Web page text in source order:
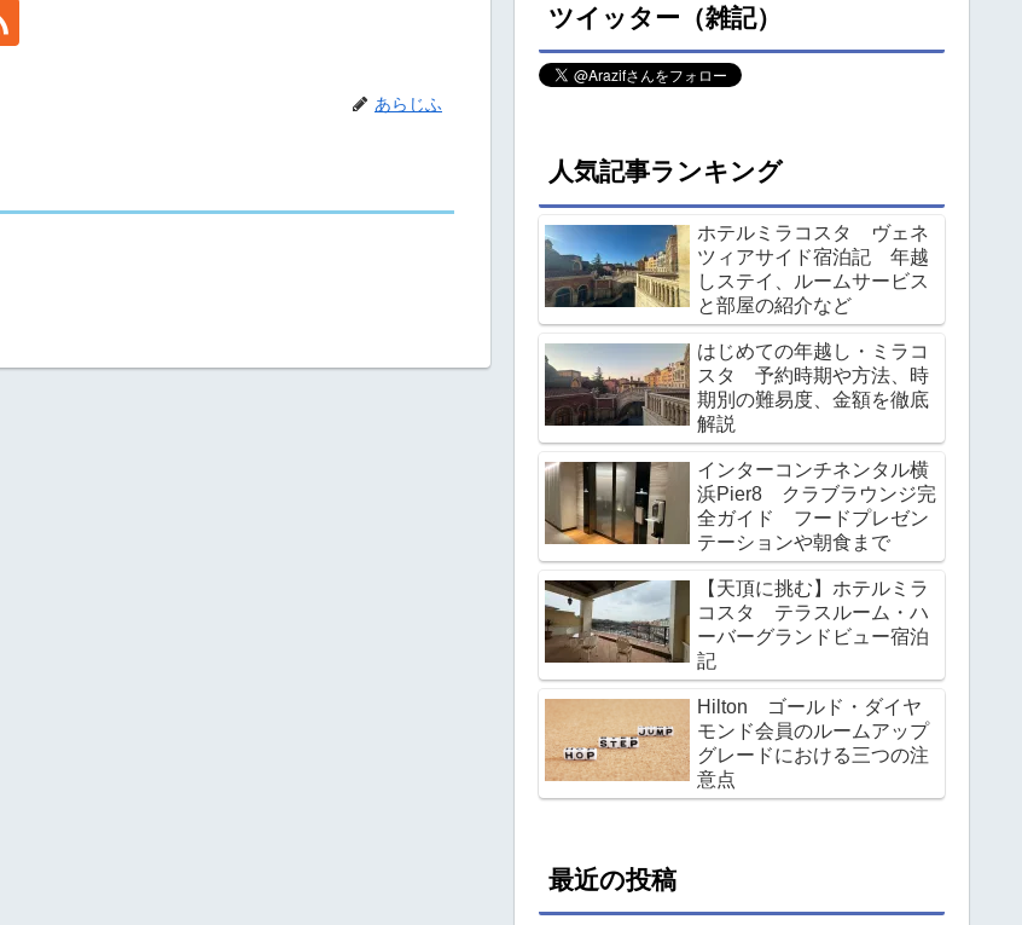
あらじふ
ツイッター（雑記）
人気記事ランキング
ホテルミラコスタ ヴェネ
ツィアサイド宿泊記 年越
しステイ、ルームサービス
と部屋の紹介など
はじめての年越し・ミラコ
スタ 予約時期や方法、時
期別の難易度、金額を徹底
解説
インターコンチネンタル横
浜Pier8 クラブラウンジ完
全ガイド フードプレゼン
テーションや朝食まで
【天頂に挑む】ホテルミラ
コスタ テラスルーム・ハ
ーバーグランドビュー宿泊
記
Hilton ゴールド・ダイヤ
モンド会員のルームアップ
グレードにおける三つの注
意点
最近の投稿